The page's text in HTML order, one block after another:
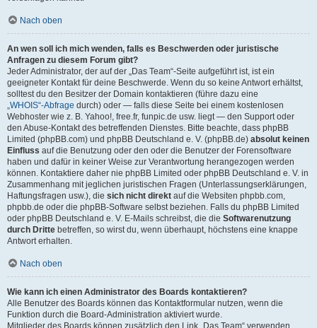
Nach oben
An wen soll ich mich wenden, falls es Beschwerden oder juristische
Anfragen zu diesem Forum gibt?
Jeder Administrator, der auf der „Das Team“-Seite aufgeführt ist, ist ein
geeigneter Kontakt für deine Beschwerde. Wenn du so keine Antwort erhältst,
solltest du den Besitzer der Domain kontaktieren (führe dazu eine
„WHOIS“-Abfrage durch) oder — falls diese Seite bei einem kostenlosen
Webhoster wie z. B. Yahoo!, free.fr, funpic.de usw. liegt — den Support oder
den Abuse-Kontakt des betreffenden Dienstes. Bitte beachte, dass phpBB
Limited (phpBB.com) und phpBB Deutschland e. V. (phpBB.de) absolut keinen
Einfluss auf die Benutzung oder den oder die Benutzer der Forensoftware
haben und dafür in keiner Weise zur Verantwortung herangezogen werden
können. Kontaktiere daher nie phpBB Limited oder phpBB Deutschland e. V. in
Zusammenhang mit jeglichen juristischen Fragen (Unterlassungserklärungen,
Haftungsfragen usw.), die sich nicht direkt auf die Websiten phpbb.com,
phpbb.de oder die phpBB-Software selbst beziehen. Falls du phpBB Limited
oder phpBB Deutschland e. V. E-Mails schreibst, die die Softwarenutzung
durch Dritte betreffen, so wirst du, wenn überhaupt, höchstens eine knappe
Antwort erhalten.
Nach oben
Wie kann ich einen Administrator des Boards kontaktieren?
Alle Benutzer des Boards können das Kontaktformular nutzen, wenn die
Funktion durch die Board-Administration aktiviert wurde.
Mitglieder des Boards können zusätzlich den Link „Das Team“ verwenden.